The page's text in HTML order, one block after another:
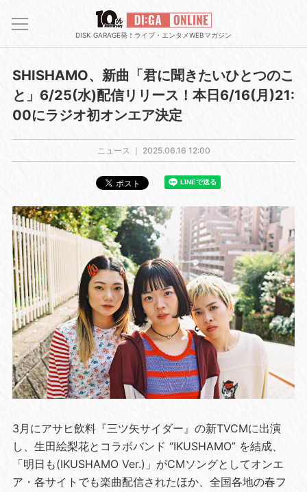
DISK GARAGE発！ライブ・エンタメWEBマガジン
SHISHAMO、新曲「君に聞きたいひとつのこ
と」6/25(水)配信リリース！本日6/16(月)21:
00にラジオ初オンエア決定
ニュース ｜ 2025.06.16 12:00
3月にアサヒ飲料『三ツ矢サイダー』の新TVCMに出演
し、生田絵梨花とコラボバンド “IKUSHAMO” を結成、
「明日も(IKUSHAMO Ver.)」がCMソングとしてオンエ
ア・各サイトでも楽曲配信されたほか、全国各地の春フ